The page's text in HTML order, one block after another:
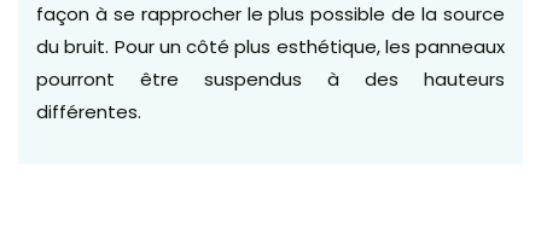
façon à se rapprocher le plus possible de la source
du bruit. Pour un côté plus esthétique, les panneaux
pourront être suspendus à des hauteurs
différentes.